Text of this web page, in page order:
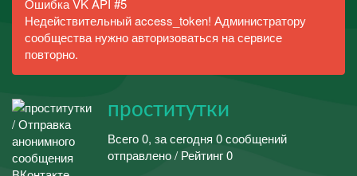
Ошибка VK API #5
Недействительный access_token! Администратору
сообщества нужно авторизоваться на сервисе
повторно.
проститутки
Всего 0, за сегодня 0 сообщений
отправлено / Рейтинг 0